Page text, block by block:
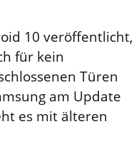
10 veröffentlicht,
für kein
Türen
am Update
es mit älteren